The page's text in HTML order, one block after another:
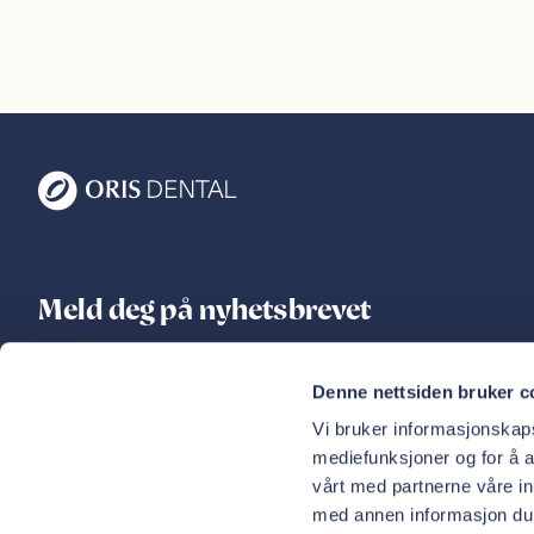
Denne nettsiden bruker
Vi bruker
mediefunksjoner og for å
vårt med partnerne våre
med annen informasjon
Meld deg på nyhetsbrevet
Meld meg på